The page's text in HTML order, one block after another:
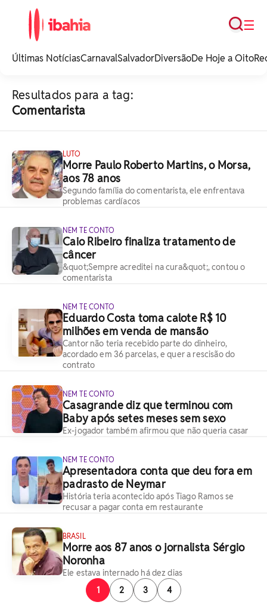
noticias e
☰
Busca
Últimas NotíciasCarnavalSalvadorDiversãoDe Hoje a Oito
Resultados para a tag:
Comentarista
LUTO
Morre Paulo Roberto Martins, o Morsa,
aos 78 anos
Segundo família do comentarista, ele enfrentava
problemas cardíacos
NEM TE CONTO
Caio Ribeiro finaliza tratamento de
câncer
&quot;Sempre acreditei na cura&quot;, contou o
comentarista
NEM TE CONTO
Eduardo Costa toma calote R$ 10
milhões em venda de mansão
Cantor não teria recebido parte do dinheiro,
acordado em 36 parcelas, e quer a rescisão do
contrato
NEM TE CONTO
Casagrande diz que terminou com
Baby após setes meses sem sexo
Ex-jogador também afirmou que não queria casar
NEM TE CONTO
Apresentadora conta que deu fora em
padrasto de Neymar
História teria acontecido após Tiago Ramos se
recusar a pagar conta em restaurante
BRASIL
Morre aos 87 anos o jornalista Sérgio
Noronha
Ele estava internado há dez dias
1
2 3 4